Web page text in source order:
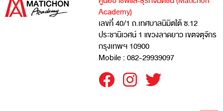
Academy)
เลขที่ 40/1 ถ.เทศบาลนิมิตใต้ ซ.12
ประชานิเวศน์ 1 แขวงลาดยาว เขตจตุจักร
กรุงเทพฯ 10900
Mobile : 082-29939097